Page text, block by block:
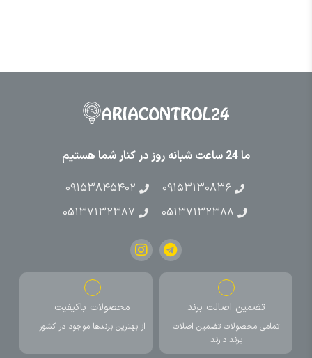
ما 24 ساعت شبانه روز در کنار شما هستیم
۰۹۱۵۳۱۳۰۸۳۶
۰۹۱۵۳۸۴۵۴۰۲
۰۵۱۳۷۱۳۲۳۸۸
۰۵۱۳۷۱۳۲۳۸۷
تضمین اصالت برند
تمامی محصولات تضمین اصلات
برند دارند
محصولات باکیفیت
از بهترین برندها موجود در کشور